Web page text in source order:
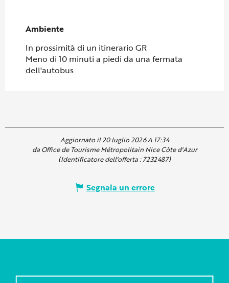
Ambiente
Ambiente
In prossimità di un itinerario GR
Meno di 10 minuti a piedi da una fermata
dell'autobus
Aggiornato il 20 luglio 2026 A 17:34
da Office de Tourisme Métropolitain Nice Côte d'Azur
(Identificatore dell'offerta :7232487)
Segnala un errore